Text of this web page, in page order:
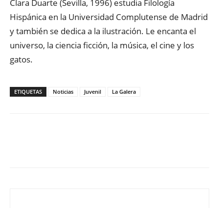
Clara Duarte (Sevilla, 1996) estudia Filología
Hispánica en la Universidad Complutense de Madrid
y también se dedica a la ilustración. Le encanta el
universo, la ciencia ficción, la música, el cine y los
gatos.
ETIQUETAS Noticias Juvenil La Galera